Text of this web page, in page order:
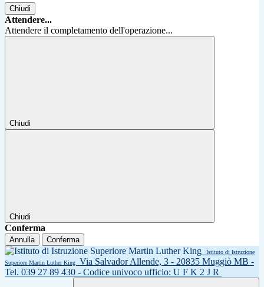
Chiudi
Attendere...
Attendere il completamento dell'operazione...
Chiudi
Chiudi
Conferma
Annulla Conferma
Istituto di Istruzione
Superiore Martin Luther King
Via Salvador Allende, 3 - 20835 Muggiò MB -
Tel. 039 27 89 430 - Codice univoco ufficio: U F K 2 J R